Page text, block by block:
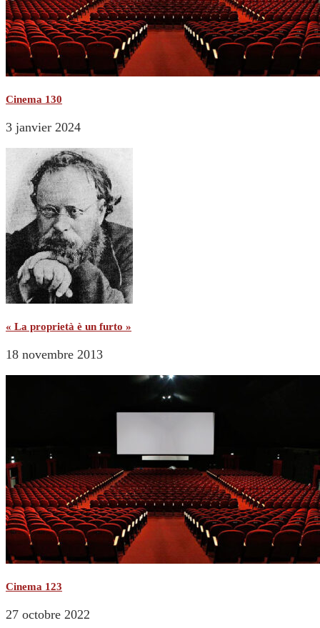
Cinema 130
3 janvier 2024
« La proprietà è un furto »
18 novembre 2013
Cinema 123
27 octobre 2022